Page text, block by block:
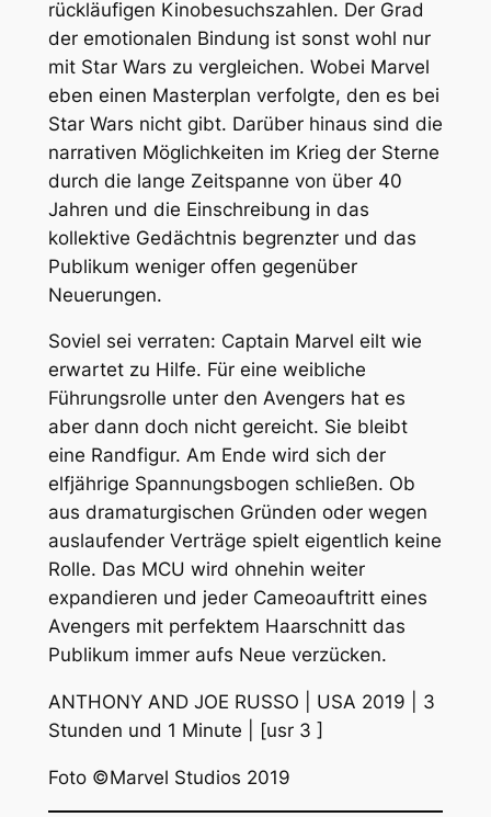
rückläufigen Kinobesuchszahlen. Der Grad
der emotionalen Bindung ist sonst wohl nur
mit Star Wars zu vergleichen. Wobei Marvel
eben einen Masterplan verfolgte, den es bei
Star Wars nicht gibt. Darüber hinaus sind die
narrativen Möglichkeiten im Krieg der Sterne
durch die lange Zeitspanne von über 40
Jahren und die Einschreibung in das
kollektive Gedächtnis begrenzter und das
Publikum weniger offen gegenüber
Neuerungen.
Soviel sei verraten: Captain Marvel eilt wie
erwartet zu Hilfe. Für eine weibliche
Führungsrolle unter den Avengers hat es
aber dann doch nicht gereicht. Sie bleibt
eine Randfigur. Am Ende wird sich der
elfjährige Spannungsbogen schließen. Ob
aus dramaturgischen Gründen oder wegen
auslaufender Verträge spielt eigentlich keine
Rolle. Das MCU wird ohnehin weiter
expandieren und jeder Cameoauftritt eines
Avengers mit perfektem Haarschnitt das
Publikum immer aufs Neue verzücken.
ANTHONY AND JOE RUSSO | USA 2019 | 3
Stunden und 1 Minute | [usr 3 ]
Foto ©Marvel Studios 2019